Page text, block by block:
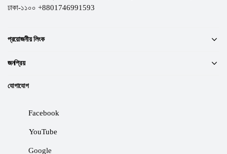
ঢাকা-১১০০ +8801746991593
প্রয়োজনীয় লিংক
জনপ্রিয়
যোগাযোগ
Facebook
YouTube
Google